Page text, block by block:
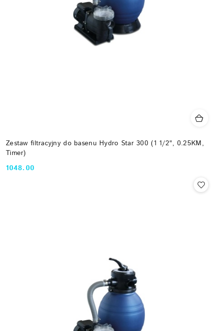
Zestaw filtracyjny do basenu Hydro Star 300 (1 1/2", 0.25KM,
Timer)
Cena:
1048.00